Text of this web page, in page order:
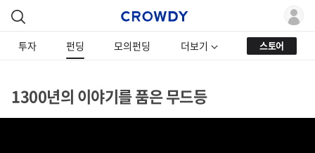
투자 펀딩 모의펀딩 더보기 스토어
1300년의 이야기를 품은 무드등